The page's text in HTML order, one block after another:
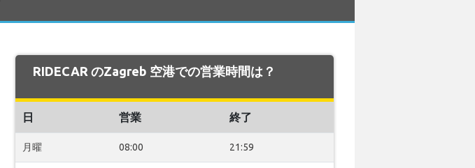
RIDECAR のZagreb 空港での営業時間は？
日 営業 終了
月曜 08:00 21:59